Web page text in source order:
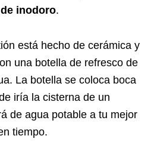
inodoro.
está hecho de cerámica y
una botella de refresco de
La botella se coloca boca
iría la cisterna de un
de agua potable a tu mejor
tiempo.